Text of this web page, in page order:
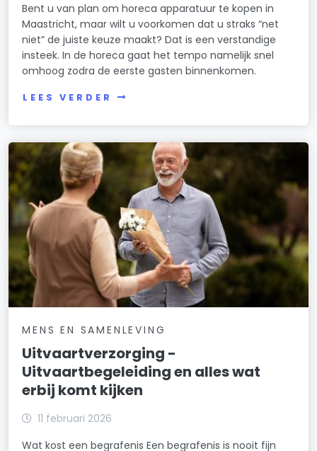
Bent u van plan om horeca apparatuur te kopen in
Maastricht, maar wilt u voorkomen dat u straks “net
niet” de juiste keuze maakt? Dat is een verstandige
insteek. In de horeca gaat het tempo namelijk snel
omhoog zodra de eerste gasten binnenkomen.
LEES VERDER
MENS EN SAMENLEVING
Uitvaartverzorging -
Uitvaartbegeleiding en alles wat
erbij komt kijken
11 februari 2026
Wat kost een begrafenis Een begrafenis is nooit fijn